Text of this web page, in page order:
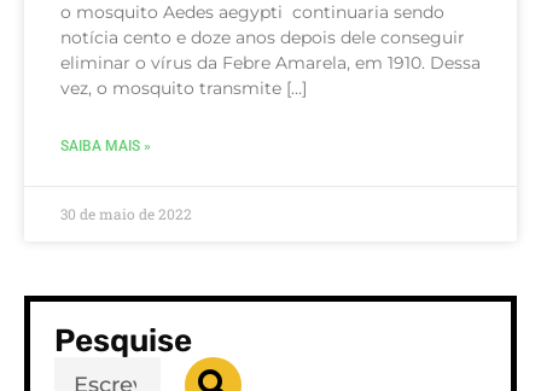
o mosquito Aedes aegypti continuaria sendo
notícia cento e doze anos depois dele conseguir
eliminar o vírus da Febre Amarela, em 1910. Dessa
vez, o mosquito transmite […]
SAIBA MAIS »
30 de maio de 2022
Pesquise